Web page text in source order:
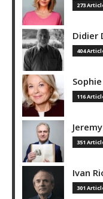
273
Didier
404
116
351
Ivan
301